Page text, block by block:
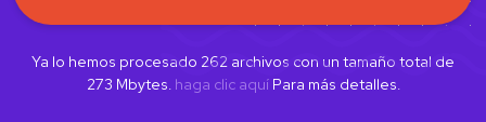
Ya lo hemos procesado 262 archivos con un tamaño total de
273 Mbytes. haga clic aquíPara más detalles.